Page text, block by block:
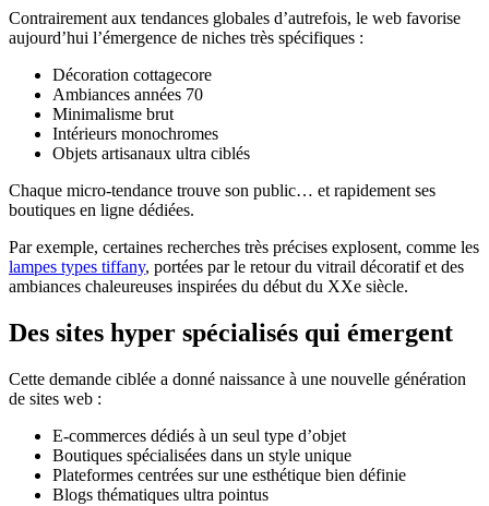
Contrairement aux tendances globales d’autrefois, le web favorise
aujourd’hui l’émergence de niches très spécifiques :
Décoration cottagecore
Ambiances années 70
Minimalisme brut
Intérieurs monochromes
Objets artisanaux ultra ciblés
Chaque micro-tendance trouve son public… et rapidement ses
boutiques en ligne dédiées.
Par exemple, certaines recherches très précises explosent, comme les
lampes types tiffany, portées par le retour du vitrail décoratif et des
ambiances chaleureuses inspirées du début du XXe siècle.
Des sites hyper spécialisés qui émergent
Cette demande ciblée a donné naissance à une nouvelle génération
de sites web :
E-commerces dédiés à un seul type d’objet
Boutiques spécialisées dans un style unique
Plateformes centrées sur une esthétique bien définie
Blogs thématiques ultra pointus